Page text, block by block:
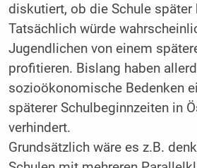
diskutiert, ob die Schule später
Tatsächlich würde
Jugendlichen von einem
profitieren. Bislang haben
sozioökonomische Bedenken
späterer Schulbeginnzeiten in
verhindert.
Grundsätzlich wäre es z.B.